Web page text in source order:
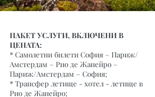
ПАКЕТ УСЛУГИ, ВКЛЮЧЕНИ В
ЦЕНАТА:
* Самолетни билети София – Париж/
Амстердам – Рио де Жанейро –
Париж/Амстердам – София;
* Трансфер летище - хотел - летище в
Рио де Жанейро;